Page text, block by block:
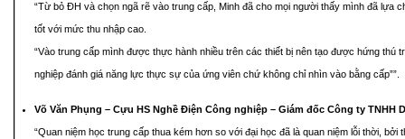
“Từ bỏ ĐH và chọn ngã rẽ vào trung cấp, Minh đã cho mọi người thấy mình đã lựa
tốt với mức thu nhập cao.
“Vào trung cấp mình được thực hành nhiều trên các thiết bị nên tạo được hứng
nghiệp đánh giá năng lực thực sự của ứng viên chứ không chỉ nhìn vào bằng cấp””.
Võ Văn Phụng – Cựu HS Nghề Điện Công nghiệp – Giám đốc Công ty TNHH
“Quan niệm học trung cấp thua kém hơn so với đại học đã là quan niệm lỗi thời,